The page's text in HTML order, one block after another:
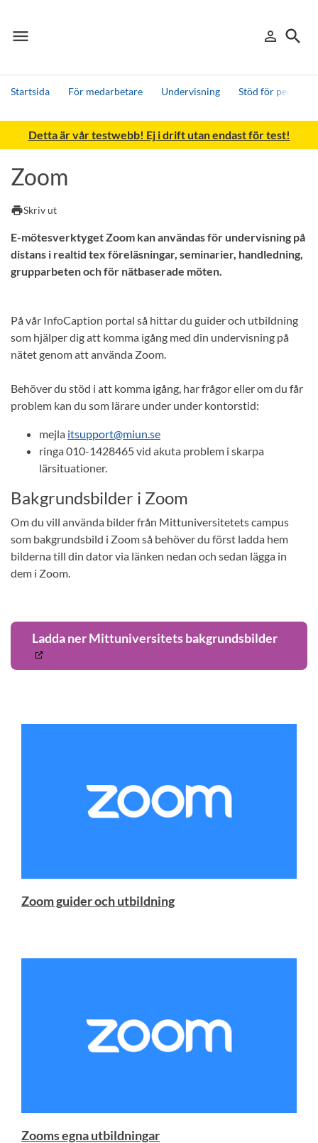
menu
Meny person_outline
Logga in
search
Sök
Startsida För medarbetare Undervisning Stöd för
Sök
Andra söktjänster
Detta är vår testwebb! Ej i drift utan endast för test!
Zoom
printSkriv ut
E-mötesverktyget Zoom kan användas för undervisning på
distans i realtid tex föreläsningar, seminarier, handledning,
grupparbeten och för nätbaserade möten.
På vår InfoCaption portal så hittar du guider och utbildning
som hjälper dig att komma igång med din undervisning på
nätet genom att använda Zoom.
Behöver du stöd i att komma igång, har frågor eller om du får
problem kan du som lärare under under kontorstid:
mejla itsupport@miun.se
ringa 010-1428465 vid akuta problem i skarpa
lärsituationer.
Bakgrundsbilder i Zoom
Om du vill använda bilder från Mittuniversitetets campus
som bakgrundsbild i Zoom så behöver du först ladda hem
bilderna till din dator via länken nedan och sedan lägga in
dem i Zoom.
Ladda ner Mittuniversitets bakgrundsbilder
Zoom guider och utbildning
Zooms egna utbildningar